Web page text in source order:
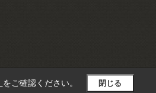
をご確認ください。 閉じる